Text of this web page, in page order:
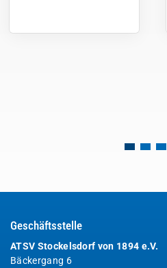
Geschäftsstelle
ATSV Stockelsdorf von 1894 e.V.
Bäckergang 6